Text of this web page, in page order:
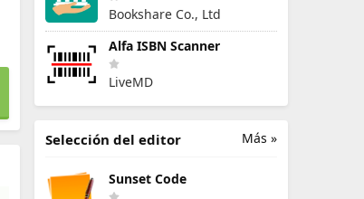
Bookshare Co., Ltd
Alfa ISBN Scanner
LiveMD
Más »
Selección del editor
Sunset Code